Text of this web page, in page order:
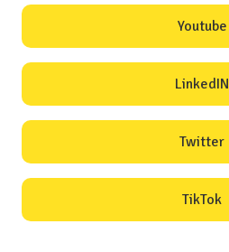
Youtube
LinkedIN
Twitter
TikTok